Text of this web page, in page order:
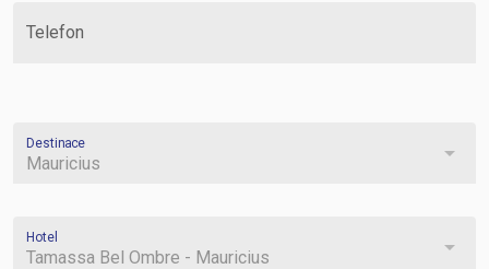
Telefon
Destinace
Mauricius arrow_drop_down
Hotel
Tamassa Bel Ombre - Mauricius arrow_drop_down